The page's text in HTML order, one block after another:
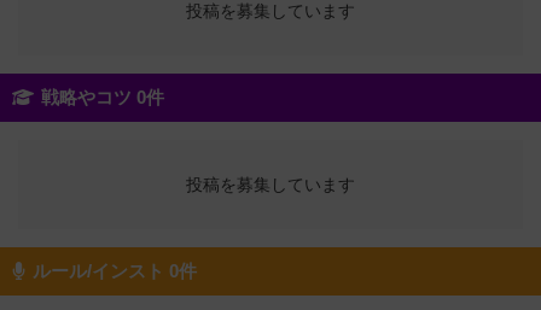
投稿を募集しています
戦略やコツ 0件
投稿を募集しています
ルール/インスト 0件